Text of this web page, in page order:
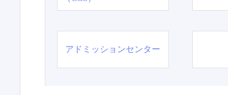
アドミッションセンター